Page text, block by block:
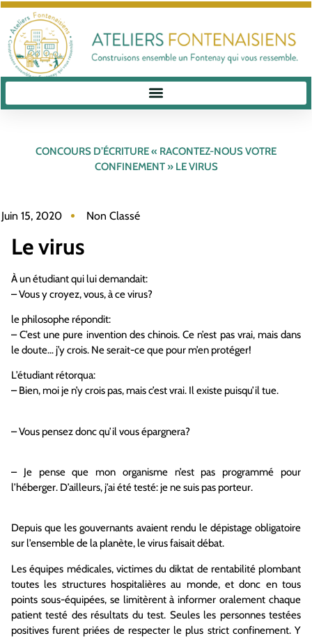
CONCOURS D’ÉCRITURE « RACONTEZ-NOUS VOTRE
CONFINEMENT » LE VIRUS
Juin 15, 2020 Non Classé
Le virus
À un étudiant qui lui demandait:
– Vous y croyez, vous, à ce virus?
le philosophe répondit:
– C’est une pure invention des chinois. Ce n’est pas vrai, mais dans
le doute… j’y crois. Ne serait-ce que pour m’en protéger!
L’étudiant rétorqua:
– Bien, moi je n’y crois pas, mais c’est vrai. Il existe puisqu’il tue.
– Vous pensez donc qu’il vous épargnera?
– Je pense que mon organisme n’est pas programmé pour
l’héberger. D’ailleurs, j’ai été testé: je ne suis pas porteur.
Depuis que les gouvernants avaient rendu le dépistage obligatoire
sur l’ensemble de la planète, le virus faisait débat.
Les équipes médicales, victimes du diktat de rentabilité plombant
toutes les structures hospitalières au monde, et donc en tous
points sous-équipées, se limitèrent à informer oralement chaque
patient testé des résultats du test. Seules les personnes testées
positives furent priées de respecter le plus strict confinement. Y